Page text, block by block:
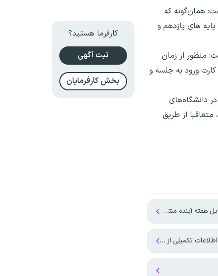
سنجش آموزش کشور، دکتر علیرضا کریمیان درباره زمان برگزاری آزمون سراسری سال ۱۴۰۵، گفت: همان‌گونه که
از برگزاری آزمون‌های نهایی پایه های یازدهم و
منظور از زمان
ورود به جلسه و
دانشگاه‌های
متعاقبا از طریق
منتشر می‌شود
وزارت آموزش و پرورش
کارفرما هستید؟
ثبت آگهی
بخش کارفرمایان